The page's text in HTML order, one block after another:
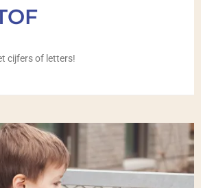
cijfers of letters!